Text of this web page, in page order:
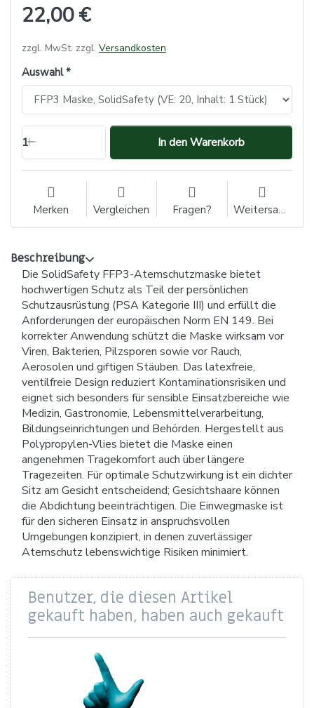
22,00 €
zzgl. MwSt. zzgl. Versandkosten
Auswahl
1 In den Warenkorb
Merken Vergleichen Fragen? Weitersagen
Beschreibung
Die SolidSafety FFP3-Atemschutzmaske bietet
hochwertigen Schutz als Teil der persönlichen
Schutzausrüstung (PSA Kategorie III) und erfüllt die
Anforderungen der europäischen Norm EN 149. Bei
korrekter Anwendung schützt die Maske wirksam vor
Viren, Bakterien, Pilzsporen sowie vor Rauch,
Aerosolen und giftigen Stäuben. Das latexfreie,
ventilfreie Design reduziert Kontaminationsrisiken und
eignet sich besonders für sensible Einsatzbereiche wie
Medizin, Gastronomie, Lebensmittelverarbeitung,
Bildungseinrichtungen und Behörden. Hergestellt aus
Polypropylen-Vlies bietet die Maske einen
angenehmen Tragekomfort auch über längere
Tragezeiten. Für optimale Schutzwirkung ist ein dichter
Sitz am Gesicht entscheidend; Gesichtshaare können
die Abdichtung beeinträchtigen. Die Einwegmaske ist
für den sicheren Einsatz in anspruchsvollen
Umgebungen konzipiert, in denen zuverlässiger
Atemschutz lebenswichtige Risiken minimiert.
Benutzer, die diesen Artikel
gekauft haben, haben auch gekauft